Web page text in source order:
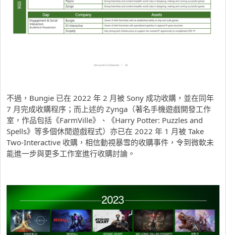
不過，Bungie 已在 2022 年 2 月被 Sony 成功收購，並在同年
7 月完成收購程序；而上述的 Zynga（著名手機遊戲開發工作
室，作品包括《FarmVille》、《Harry Potter: Puzzles and
Spells》等多個休閒遊戲程式）亦已在 2022 年 1 月被 Take
Two-Interactive 收購，相信動視暴雪的收購事件，令到微軟未
能進一步與更多工作室進行收購討論。